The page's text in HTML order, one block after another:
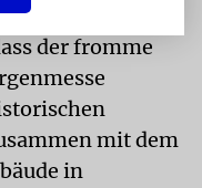
überlistet
der fromme
mit dem
in